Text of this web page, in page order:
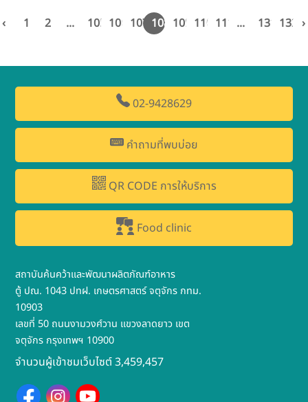
‹ 1 2 ... 105 106 107 108 109 110 111 ... 131 132 ›
02-9428629
คำถามที่พบบ่อย
QR CODE การให้บริการ
Food clinic
สถาบันค้นคว้าและพัฒนาผลิตภัณฑ์อาหาร
ตู้ ปณ. 1043 ปทฝ. เกษตรศาสตร์ จตุจักร กทม.
10903
เลขที่ 50 ถนนงามวงศ์วาน แขวงลาดยาว เขต
จตุจักร กรุงเทพฯ 10900
จำนวนผู้เข้าชมเว็บไซต์ 3,459,457